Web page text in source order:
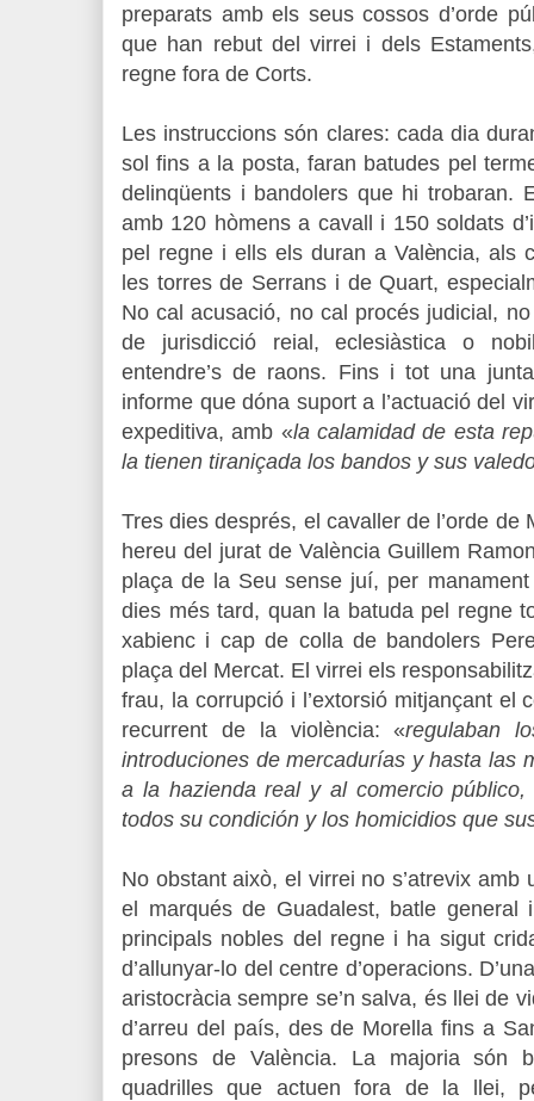
preparats amb els seus cossos d’orde
que han rebut del virrei i dels
regne fora de Corts.
Les instruccions són clares: cada dia
sol fins a la posta, faran batudes pel
delinqüents i bandolers que hi trobaran.
amb 120 hòmens a cavall i 150 soldats
pel regne i ells els duran a València, als
les torres de Serrans i de Quart,
No cal acusació, no cal procés judicial,
de jurisdicció reial, eclesiàstica o
entendre’s de raons. Fins i tot una
informe que dóna suport a l’actuació del
expeditiva, amb «la calamidad de esta
la tienen tiraniçada los bandos y sus
Tres dies després, el cavaller de l’orde de
hereu del jurat de València Guillem
plaça de la Seu sense juí, per
dies més tard, quan la batuda pel regne
xabienc i cap de colla de bandolers
plaça del Mercat. El virrei els
frau, la corrupció i l’extorsió mitjançant el
recurrent de la violència: «regulaban
introduciones de mercadurías y hasta las
a la hazienda real y al comercio
todos su condición y los homicidios que
No obstant això, el virrei no s’atrevix
el marqués de Guadalest, batle general
principals nobles del regne i ha sigut
d’allunyar-lo del centre d’operacions.
aristocràcia sempre se’n salva, és llei de
d’arreu del país, des de Morella fins a
presons de València. La majoria són
quadrilles que actuen fora de la llei,